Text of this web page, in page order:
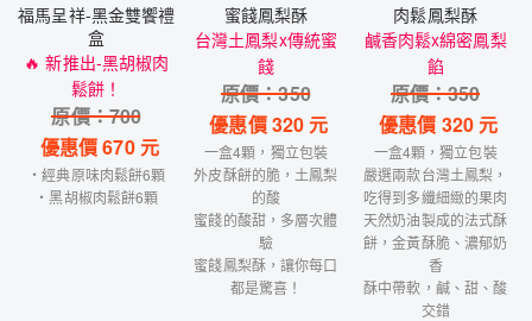
福馬呈祥-黑金雙饗禮
盒
🔥 新推出-黑胡椒肉
鬆餅！
原價：700
優惠價670元
・經典原味肉鬆餅6顆
・黑胡椒肉鬆餅6顆
蜜餞鳳梨酥
台灣土鳳梨x傳統蜜
餞
原價：350
優惠價320 元
一盒4顆，獨立包裝
外皮酥餅的脆，土鳳梨
的酸
蜜餞的酸甜，多層次體
驗
蜜餞鳳梨酥，讓你每口
都是驚喜！
肉鬆鳳梨酥
鹹香肉鬆x綿密鳳梨
餡
原價：350
優惠價 320元
一盒4顆，獨立包裝
嚴選兩款台灣土鳳梨，
吃得到多纖細緻的果肉
天然奶油製成的法式酥
餅，金黃酥脆、濃郁奶
香
酥中帶軟，鹹、甜、酸
交錯